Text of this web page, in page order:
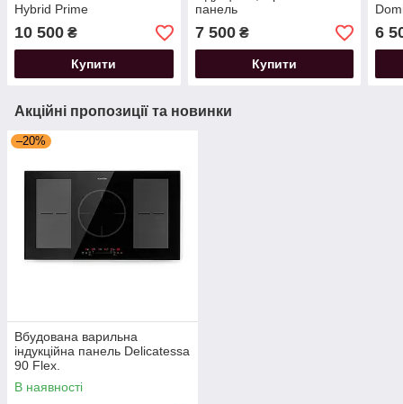
Hybrid Prime
10 500 ₴
Купити
панель
7 500₴
Купити
6
Акційні пропозиції та новинки
–20%
Вбудована варильна
індукційна панель Delicatessa
90 Flex.
В наявності